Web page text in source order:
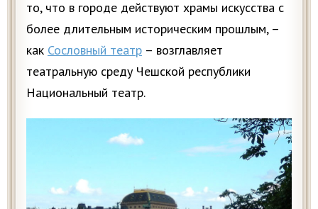
то, что в городе действуют храмы искусства с
более длительным историческим прошлым, –
как Сословный театр – возглавляет
театральную среду Чешской республики
Национальный театр.